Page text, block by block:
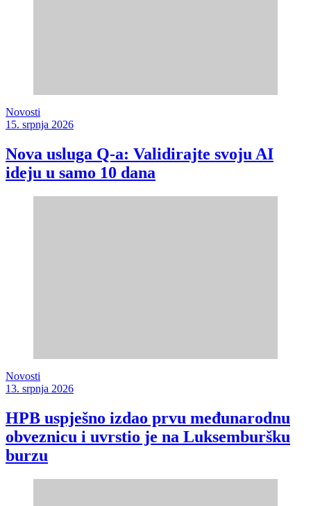
Novosti
15. srpnja 2026
Nova usluga Q-a: Validirajte svoju AI
ideju u samo 10 dana
Novosti
13. srpnja 2026
HPB uspješno izdao prvu međunarodnu
obveznicu i uvrstio je na Luksemburšku
burzu